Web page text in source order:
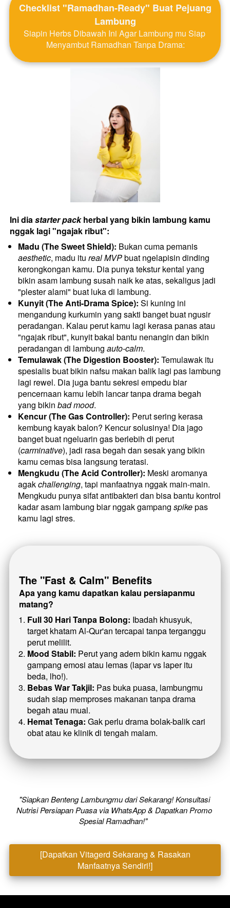
Checklist "Ramadhan-Ready" Buat Pejuang
Lambung
Siapin Herbs Dibawah Ini Agar Lambung mu Siap
Menyambut Ramadhan Tanpa Drama:
Ini dia starter pack herbal yang bikin lambung kamu
nggak lagi "ngajak ribut":
Madu (The Sweet Shield):
aesthetic, madu itu real MVP buat ngelapisin dinding
kerongkongan kamu. Dia punya tekstur kental yang
bikin asam lambung susah naik ke atas, sekaligus jadi
"plester alami" buat luka di lambung.
Kunyit (The Anti-Drama Spice): Si kuning ini
mengandung kurkumin yang sakti banget buat ngusir
peradangan. Kalau perut kamu lagi kerasa panas atau
"ngajak ribut", kunyit bakal bantu nenangin dan bikin
peradangan di lambung auto-calm.
Temulawak (The Digestion Booster): Temulawak itu
spesialis buat bikin nafsu makan balik lagi pas lambung
lagi rewel. Dia juga bantu sekresi empedu biar
pencernaan kamu lebih lancar tanpa drama begah
yang bikin bad mood.
Kencur (The Gas Controller): Perut sering kerasa
kembung kayak balon? Kencur solusinya! Dia jago
banget buat ngeluarin gas berlebih di perut
(carminative), jadi rasa begah dan sesak yang bikin
kamu cemas bisa langsung teratasi.
Mengkudu (The Acid Controller): Meski aromanya
agak challenging, tapi manfaatnya nggak main-main.
Mengkudu punya sifat antibakteri dan bisa bantu kontrol
kadar asam lambung biar nggak gampang spike pas
kamu lagi stres.
The "Fast & Calm" Benefits
Apa yang kamu dapatkan kalau persiapanmu
matang?
Full 30 Hari Tanpa Bolong: Ibadah khusyuk,
target khatam Al-Qur'an tercapai tanpa terganggu
perut melilit.
Mood Stabil: Perut yang adem bikin kamu nggak
gampang emosi atau lemas (lapar vs laper itu
beda, lho!).
Bebas War Takjil: Pas buka puasa, lambungmu
sudah siap memproses makanan tanpa drama
begah atau mual.
Hemat Tenaga: Gak perlu drama bolak-balik cari
obat atau ke klinik di tengah malam.
"Siapkan Benteng Lambungmu dari Sekarang! Konsultasi
Nutrisi Persiapan Puasa via WhatsApp & Dapatkan Promo
Spesial Ramadhan!"
[Dapatkan Vitagerd Sekarang & Rasakan
Manfaatnya Sendiri!]